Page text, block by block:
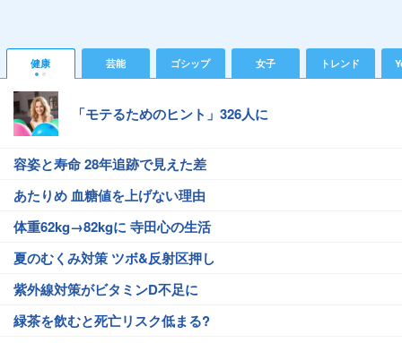
健康 芸能 ゴシップ 女子 トレンド
「モテるためのヒント」326人に
容姿と寿命 28年追跡で見えた差
あたりめ 血糖値を上げない理由
体重62kg→82kgに 寺田心の生活
夏のむくみ対策 ツボ&反射区押し
紫外線対策がビタミンD不足に
緑茶を飲むと死亡リスク低まる?